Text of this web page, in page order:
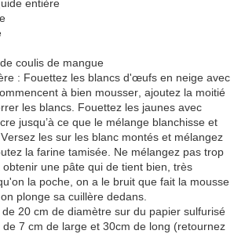
entière
coulis de mangue
: Fouettez les blancs d'œufs en neige avec
à bien mousser, ajoutez la moitié
les blancs. Fouettez les jaunes avec
jusqu’à ce que le mélange blanchisse et
les sur les blanc montés et mélangez
la farine tamisée. Ne mélangez pas trop
une pâte qui de tient bien, très
la poche, on a le bruit que fait la mousse
plonge sa cuillère dedans.
20 cm de diamètre sur du papier sulfurisé
7 cm de large et 30cm de long (retournez